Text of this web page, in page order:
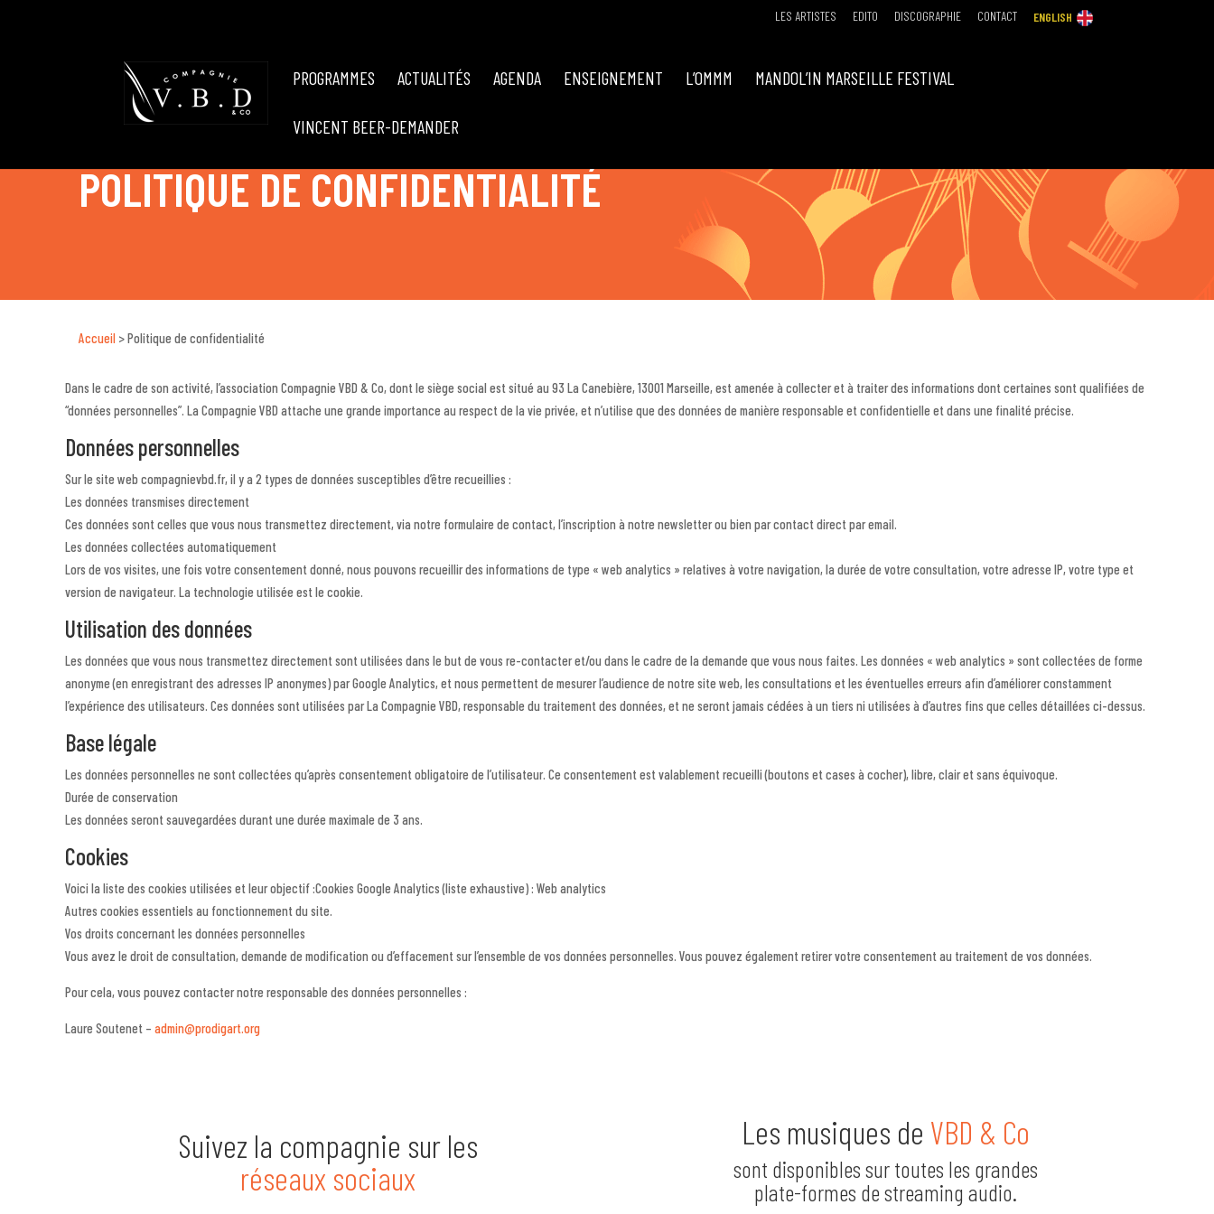
LES ARTISTES EDITO DISCOGRAPHIE CONTACT ENGLISH
PROGRAMMES ACTUALITÉS AGENDA ENSEIGNEMENT L’OMMM MANDOL’IN MARSEILLE FESTIVAL
VINCENT BEER-DEMANDER
POLITIQUE DE CONFIDENTIALITÉ
Accueil >Politique de confidentialité
Dans le cadre de son activité, l’association Compagnie VBD & Co, dont le siège social est situé au 93 La Canebière, 13001 Marseille, est amenée à collecter et à traiter des informations dont certaines sont qualifiées de
“données personnelles”. La Compagnie VBD attache une grande importance au respect de la vie privée, et n’utilise que des données de manière responsable et confidentielle et dans une finalité précise.
Données personnelles
Sur le site web compagnievbd.fr, il y a 2 types de données susceptibles d’être recueillies :
Les données transmises directement
Ces données sont celles que vous nous transmettez directement, via notre formulaire de contact, l’inscription à notre newsletter ou bien par contact direct par email.
Les données collectées automatiquement
Lors de vos visites, une fois votre consentement donné, nous pouvons recueillir des informations de type « web analytics » relatives à votre navigation, la durée de votre consultation, votre adresse IP, votre type et
version de navigateur. La technologie utilisée est le cookie.
Utilisation des données
Les données que vous nous transmettez directement sont utilisées dans le but de vous re-contacter et/ou dans le cadre de la demande que vous nous faites. Les données « web analytics » sont collectées de forme
anonyme (en enregistrant des adresses IP anonymes) par Google Analytics, et nous permettent de mesurer l’audience de notre site web, les consultations et les éventuelles erreurs afin d’améliorer constamment
l’expérience des utilisateurs. Ces données sont utilisées par La Compagnie VBD, responsable du traitement des données, et ne seront jamais cédées à un tiers ni utilisées à d’autres fins que celles détaillées ci-dessus.
Base légale
Les données personnelles ne sont collectées qu’après consentement obligatoire de l’utilisateur. Ce consentement est valablement recueilli (boutons et cases à cocher), libre, clair et sans équivoque.
Durée de conservation
Les données seront sauvegardées durant une durée maximale de 3 ans.
Cookies
Voici la liste des cookies utilisées et leur objectif :Cookies Google Analytics (liste exhaustive) : Web analytics
Autres cookies essentiels au fonctionnement du site.
Vos droits concernant les données personnelles
Vous avez le droit de consultation, demande de modification ou d’effacement sur l’ensemble de vos données personnelles. Vous pouvez également retirer votre consentement au traitement de vos données.
Pour cela, vous pouvez contacter notre responsable des données personnelles :
Laure Soutenet – admin@prodigart.org
Suivez la compagnie sur les
réseaux sociaux
Les musiques de VBD & Co
sont disponibles sur toutes les grandes
plate-formes de streaming audio.